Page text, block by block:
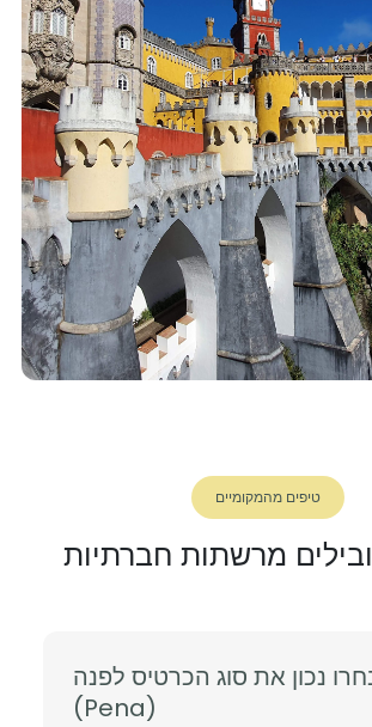
טיפים מהמקומיים
מרשתות חברתיות
נכון את סוג הכרטיס לפנה
(Pena)